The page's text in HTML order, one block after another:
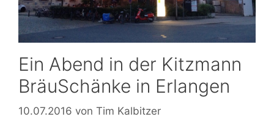
Ein Abend in der Kitzmann
BräuSchänke in Erlangen
10.07.2016 von Tim Kalbitzer